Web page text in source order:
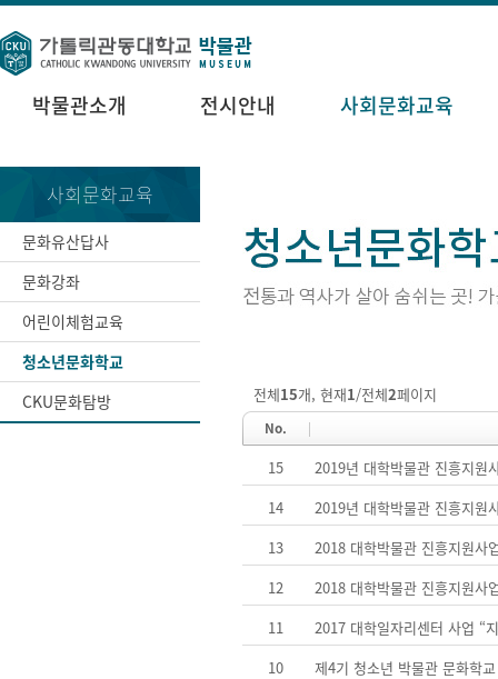
박물관소개 전시안내 사회문화교육
사회문화교육
문화유산답사
문화강좌
어린이체험교육
청소년문화학교
CKU문화탐방
전체15개, 현재1/전체2페이지
No.
15
2019년 대학박물관 진흥지원
14
2019년 대학박물관 진흥지원
13
2018 대학박물관 진흥지원사
12
2018 대학박물관 진흥지원사
11
2017 대학일자리센터 사업 “
10
제4기 청소년 박물관 문화학